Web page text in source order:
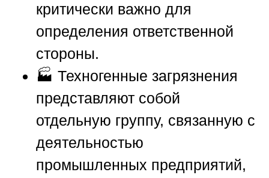
критически важно для
определения ответственной
стороны.
🏭 Техногенные загрязнения
представляют собой
отдельную группу, связанную с
деятельностью
промышленных предприятий,